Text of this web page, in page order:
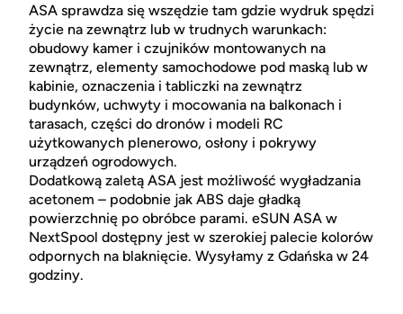
ASA sprawdza się wszędzie tam gdzie wydruk spędzi
życie na zewnątrz lub w trudnych warunkach:
obudowy kamer i czujników montowanych na
zewnątrz, elementy samochodowe pod maską lub w
kabinie, oznaczenia i tabliczki na zewnątrz
budynków, uchwyty i mocowania na balkonach i
tarasach, części do dronów i modeli RC
użytkowanych plenerowo, osłony i pokrywy
urządzeń ogrodowych.
Dodatkową zaletą ASA jest możliwość wygładzania
acetonem – podobnie jak ABS daje gładką
powierzchnię po obróbce parami. eSUN ASA w
NextSpool dostępny jest w szerokiej palecie kolorów
odpornych na blaknięcie. Wysyłamy z Gdańska w 24
godziny.